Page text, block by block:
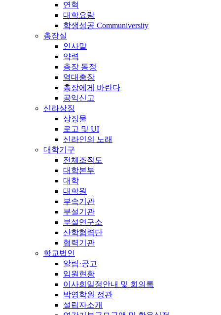
연혁
대학요람
학생성공 Communiversity
총장실
인사말
약력
총장 동정
역대총장
총장에게 바란다
공익신고
신라상징
상징물
로고 및 UI
신라인의 노래
대학기구
전체조직도
대학본부
대학
대학원
부속기관
부설기관
부설연구소
산학협력단
협력기관
학교법인
알림·공고
임원현황
이사회일정안내 및 회의록
박영학원 정관
설립자소개